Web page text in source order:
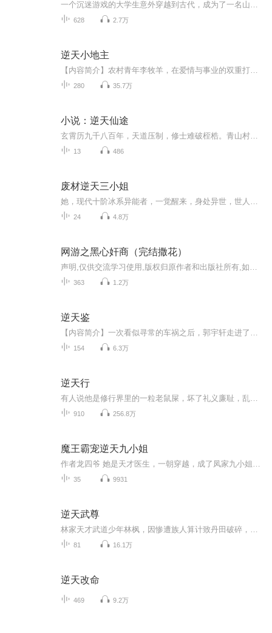
628 2.7万
逆天小地主
280 35.7万
小说：逆天仙途
13 486
废材逆天三小姐
24 4.8万
网游之黑心奸商（完结撒花）
363 1.2万
逆天鉴
154 6.3万
逆天行
910 256.8万
魔王霸宠逆天九小姐
35 9931
逆天武尊
81 16.1万
逆天改命
469 9.2万